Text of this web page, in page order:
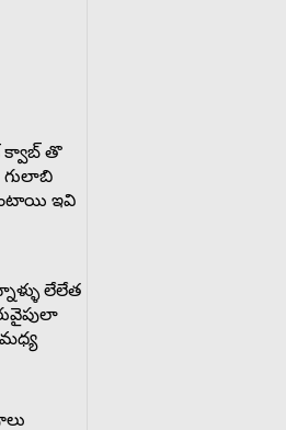
క్వాబ్ తొ
గులాబి
ఇవి
లేలేత